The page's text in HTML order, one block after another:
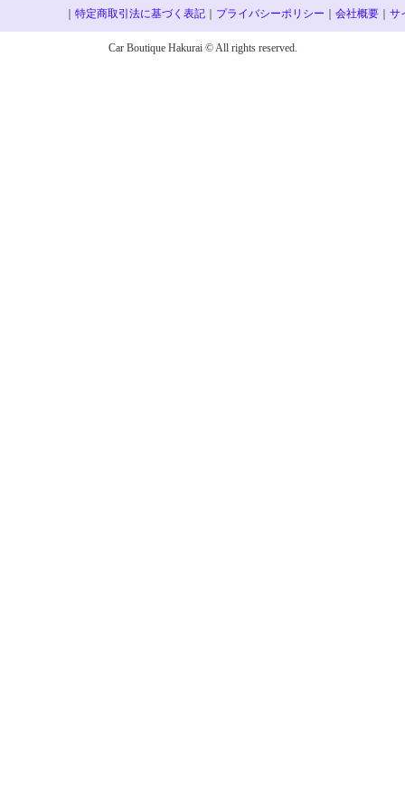
特定商取引法に基づく表記 プライバシーポリシー 会社概要 サ
Car Boutique Hakurai © All rights reserved.